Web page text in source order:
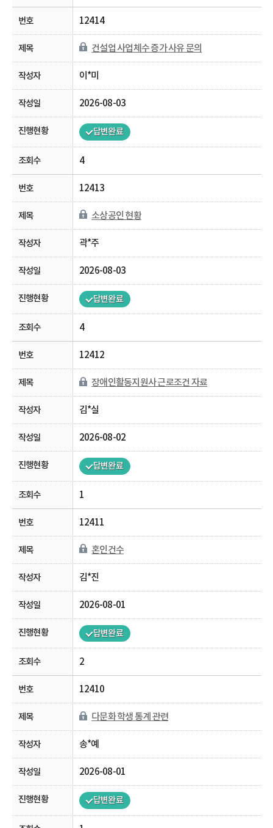
12414
건설업 사업체수 증가 사유 문의
이*미
2026-08-03
답변완료
4
12413
소상공인 현황
곽*주
2026-08-03
답변완료
4
12412
장애인활동지원사 근로조건 자료
김*실
2026-08-02
답변완료
1
12411
혼인건수
김*진
2026-08-01
답변완료
2
12410
다문화 학생 통계 관련
송*예
2026-08-01
답변완료